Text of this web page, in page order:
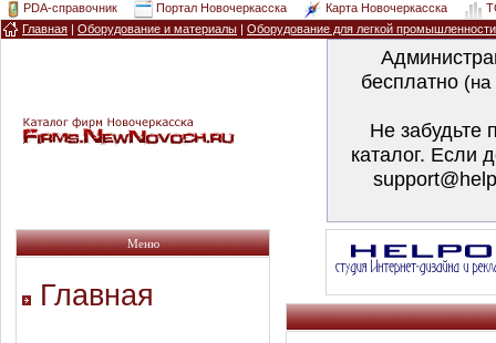
PDA-справочник Портал Новочеркасска Карта Новочеркасска
Главная | Оборудование и материалы | Оборудование для легкой промышленности
бесплатно
Не забудьте
каталог. Если
Меню
Главная